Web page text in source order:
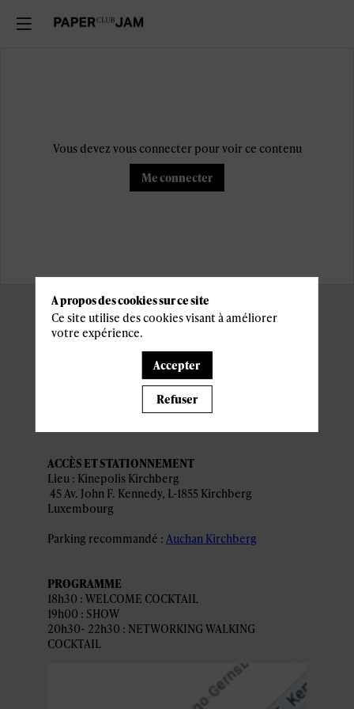
Vous devez vous connecter pour voir ce contenu
Me connecter
Informations
pratiques
ACCÈS ET STATIONNEMENT
Lieu : Kinepolis Kirchberg
45 Av. John F. Kennedy, L-1855 Kirchberg
Luxembourg
Parking recommandé : Auchan Kirchberg
PROGRAMME
18h30 : WELCOME COCKTAIL
19h00 : SHOW
20h30- 22h30 : NETWORKING WALKING
COCKTAIL
A propos des cookies sur ce site
Ce site utilise des cookies visant à améliorer
votre expérience.
Accepter
Refuser